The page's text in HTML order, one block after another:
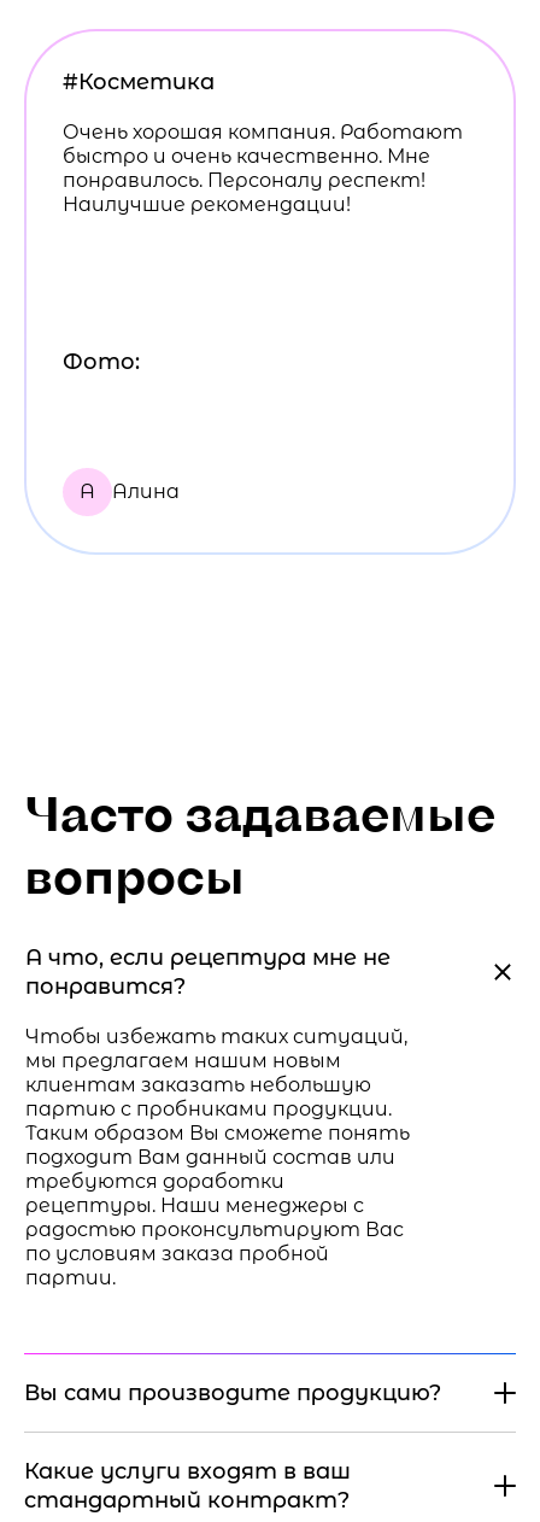
#Косметика
Очень хорошая компания. Работают
быстро и очень качественно. Мне
понравилось. Персоналу респект!
Наилучшие рекомендации!
Фото:
А Алина
Часто задаваемые
вопросы
А что, если рецептура мне не
понравится?
Чтобы избежать таких ситуаций,
мы предлагаем нашим новым
клиентам заказать небольшую
партию с пробниками продукции.
Таким образом Вы сможете понять
подходит Вам данный состав или
требуются доработки
рецептуры. Наши менеджеры с
радостью проконсультируют Вас
по условиям заказа пробной
партии.
Вы сами производите продукцию?
Какие услуги входят в ваш
стандартный контракт?